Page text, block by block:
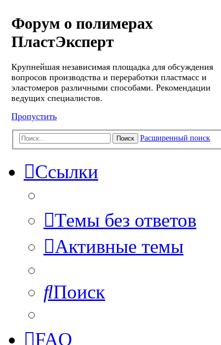
Форум о полимерах
ПластЭксперт
Крупнейшая независимая площадка для обсуждения
вопросов производства и переработки пластмасс и
эластомеров различными способами. Рекомендации
ведущих специалистов.
Пропустить
Поиск Расширенный поиск
Ссылки
Темы без ответов
Активные темы
Поиск
FAQ